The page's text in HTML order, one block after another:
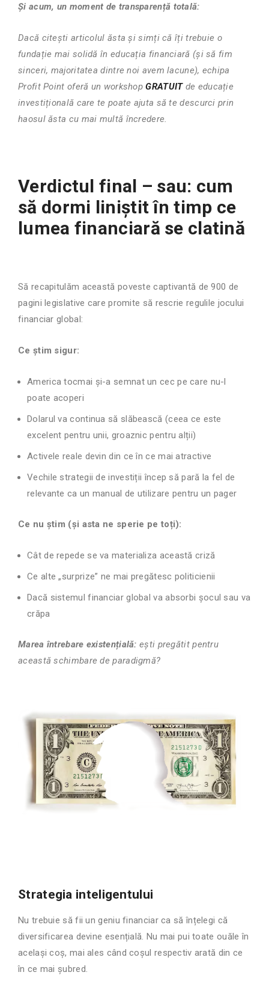
Și acum, un moment de transparență totală:
Dacă citești articolul ăsta și simți că îți trebuie o
fundație mai solidă în educația financiară (și să fim
sinceri, majoritatea dintre noi avem lacune), echipa
Profit Point oferă un workshopGRATUITde educație
investițională care te poate ajuta să te descurci prin
haosul ăsta cu mai multă încredere.
Verdictul final – sau: cum
să dormi liniștit în timp ce
lumea financiară se clatină
Să recapitulăm această poveste captivantă de 900 de
pagini legislative care promite să rescrie regulile jocului
financiar global:
Ce știm sigur:
America tocmai și-a semnat un cec pe care nu-l
poate acoperi
Dolarul va continua să slăbească (ceea ce este
excelent pentru unii, groaznic pentru alții)
Activele reale devin din ce în ce mai atractive
Vechile strategii de investiții încep să pară la fel de
relevante ca un manual de utilizare pentru un pager
Ce nu știm (și asta ne sperie pe toți):
Cât de repede se va materializa această criză
Ce alte „surprize” ne mai pregătesc politicienii
Dacă sistemul financiar global va absorbi șocul sau va
crăpa
Marea întrebare existențială: ești pregătit pentru
această schimbare de paradigmă?
Strategia inteligentului
Nu trebuie să fii un geniu financiar ca să înțelegi că
diversificarea devine esențială. Nu mai pui toate ouăle în
același coș, mai ales când coșul respectiv arată din ce
în ce mai șubred.